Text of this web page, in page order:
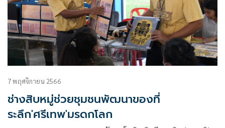
7 พฤศจิกายน 2566
ช่างสิบหมู่ช่วยชุมชนพัฒนาของที่
ระลึก'ศรีเทพ'มรดกโลก